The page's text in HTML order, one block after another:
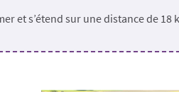
et s’étend sur une distance de